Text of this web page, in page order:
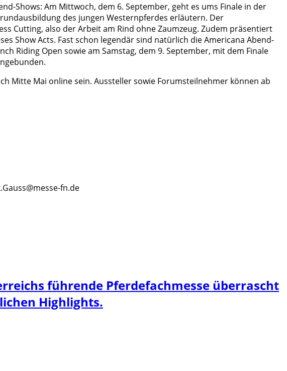
Shows: Am Mittwoch, dem 6. September, geht es ums Finale in der
des jungen Westernpferdes erläutern. Der
Cutting, also der Arbeit am Rind ohne Zaumzeug. Zudem präsentiert
Show Acts. Fast schon legendär sind natürlich die Americana Abend-
Riding Open sowie am Samstag, dem 9. September, mit dem Finale
Mitte Mai online sein. Aussteller sowie Forumsteilnehmer können ab
fn.de
führende Pferdefachmesse überrascht
Highlights.